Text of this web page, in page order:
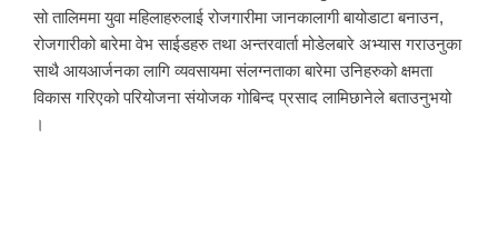
सो तालिममा युवा महिलाहरुलाई रोजगारीमा जानकालागी बायोडाटा बनाउन,
रोजगारीको बारेमा वेभ साईडहरु तथा अन्तरवार्ता मोडेलबारे अभ्यास गराउनुका
साथै आयआर्जनका लागि व्यवसायमा संलग्नताका बारेमा उनिहरुको क्षमता
विकास गरिएको परियोजना संयोजक गोबिन्द प्रसाद लामिछानेले बताउनुभयो
।